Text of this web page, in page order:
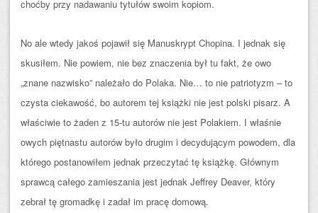
choćby przy nadawaniu tytułów swoim kopiom.
No ale wtedy jakoś pojawił się Manuskrypt Chopina. I jednak się
skusiłem. Nie powiem, nie bez znaczenia był tu fakt, że owo
„znane nazwisko” należało do Polaka. Nie… to nie patriotyzm – to
czysta ciekawość, bo autorem tej książki nie jest polski pisarz. A
właściwie to żaden z 15-tu autorów nie jest Polakiem. I właśnie
owych piętnastu autorów było drugim i decydującym powodem, dla
którego postanowiłem jednak przeczytać tę książkę. Głównym
sprawcą całego zamieszania jest jednak Jeffrey Deaver, który
zebrał tę gromadkę i zadał im pracę domową.